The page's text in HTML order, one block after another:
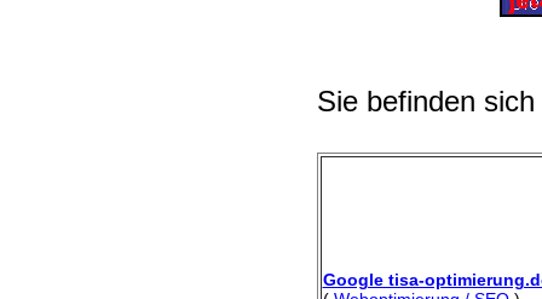
Sie befinden
Google tisa-